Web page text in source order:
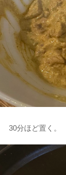
30分ほど置く。